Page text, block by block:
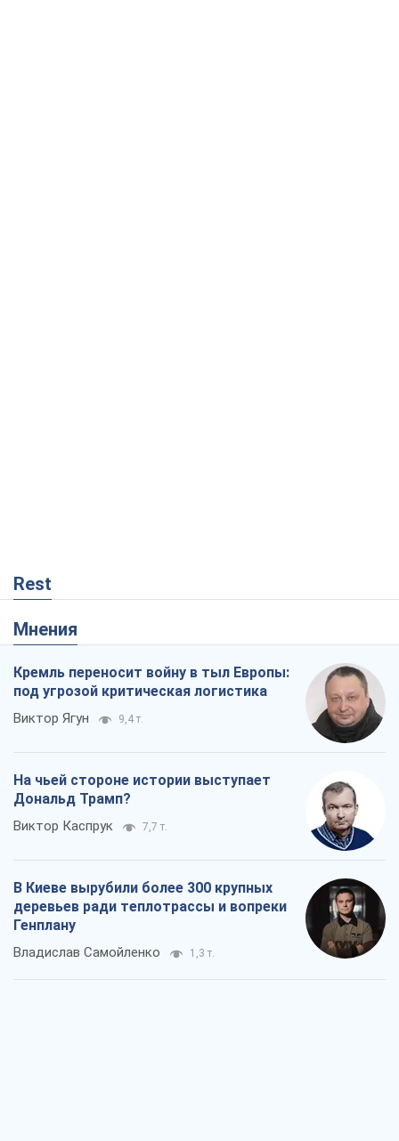
Rest
Мнения
Кремль переносит войну в тыл Европы:
под угрозой критическая логистика
Виктор Ягун 9,4 т.
На чьей стороне истории выступает
Дональд Трамп?
Виктор Каспрук 7,7 т.
В Киеве вырубили более 300 крупных
деревьев ради теплотрассы и вопреки
Генплану
Владислав Самойленко 1,3 т.